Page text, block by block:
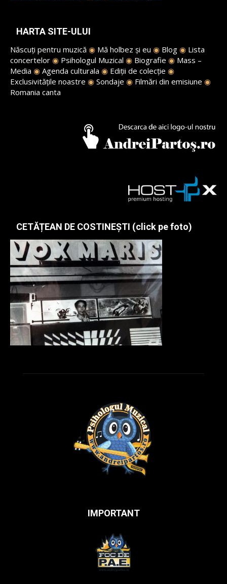
HARTA SITE-ULUI
Născuți pentru muzică ◉ Mă holbez și eu ◉ Blog ◉ Lista
concertelor ◉ Psihologul Muzical ◉ Biografie ◉ Mass –
Media ◉ Agenda culturala ◉ Ediții de colecție ◉
Exclusivitățile noastre ◉ Sondaje ◉ Filmări din emisiune ◉
Romania canta
CETĂȚEAN DE COSTINEȘTI (click pe foto)
IMPORTANT